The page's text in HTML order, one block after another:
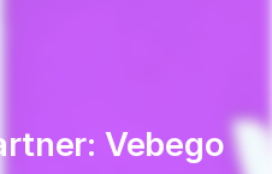
Vebego